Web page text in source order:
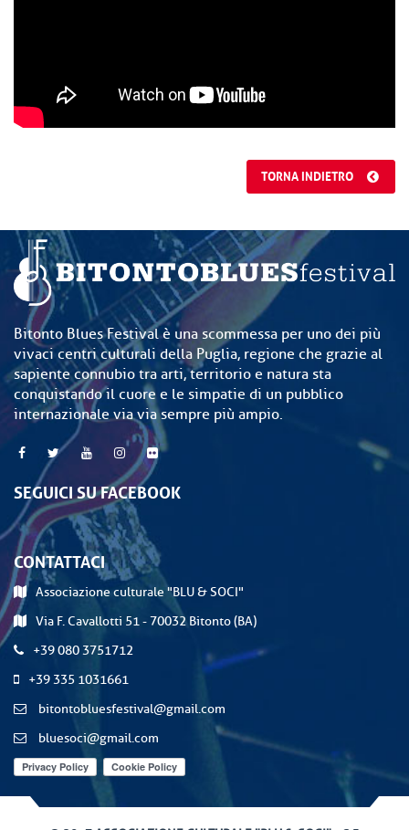
TORNA INDIETRO
Bitonto Blues Festival è una scommessa per uno dei più
vivaci centri culturali della Puglia, regione che grazie al
sapiente connubio tra arti, territorio e natura sta
conquistando il cuore e le simpatie di un pubblico
internazionale via via sempre più ampio.
SEGUICI SU FACEBOOK
CONTATTACI
Associazione culturale "BLU & SOCI"
Via F. Cavallotti 51 - 70032 Bitonto (BA)
+39 080 3751712
+39 335 1031661
bitontobluesfestival@gmail.com
bluesoci@gmail.com